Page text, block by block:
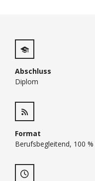
Abschluss
Diplom
Format
Berufsbegleitend, 100